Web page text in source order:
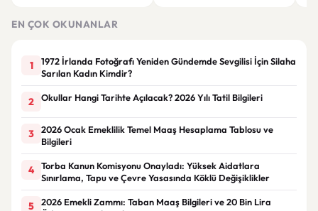
EN ÇOK OKUNANLAR
1
1972 İrlanda Fotoğrafı Yeniden Gündemde Sevgilisi İçin Silaha
Sarılan Kadın Kimdir?
2 Okullar Hangi Tarihte Açılacak? 2026 Yılı Tatil Bilgileri
3
2026 Ocak Emeklilik Temel Maaş Hesaplama Tablosu ve
Bilgileri
4
Torba Kanun Komisyonu Onayladı: Yüksek Aidatlara
Sınırlama, Tapu ve Çevre Yasasında Köklü Değişiklikler
5
2026 Emekli Zammı: Taban Maaş Bilgileri ve 20 Bin Lira